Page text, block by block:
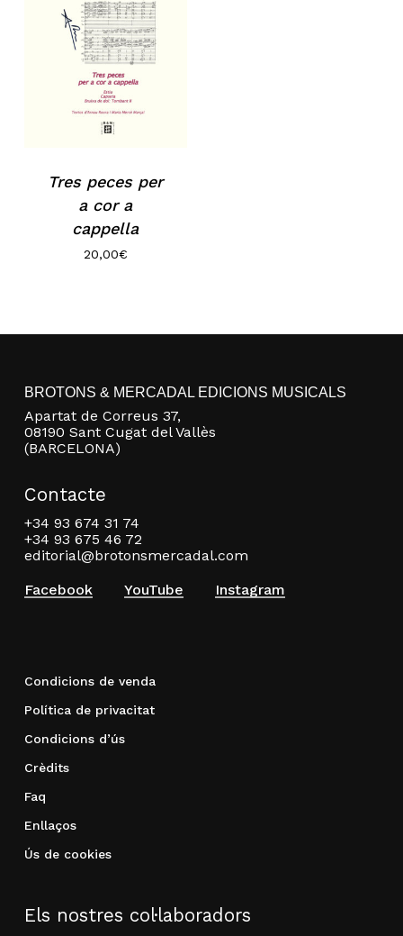
Tres peces per
a cor a
cappella
20,00€
BROTONS & MERCADAL EDICIONS MUSICALS
Apartat de Correus 37,
08190 Sant Cugat del Vallès
(BARCELONA)
Contacte
+34 93 674 31 74
+34 93 675 46 72
editorial@brotonsmercadal.com
Facebook
YouTube Instagram
Condicions de venda
Política de privacitat
Condicions d’ús
Crèdits
Faq
Enllaços
Ús de cookies
Els nostres col·laboradors